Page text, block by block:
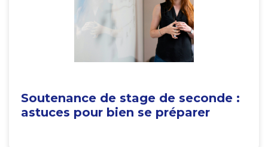
Soutenance de stage de seconde :
astuces pour bien se préparer